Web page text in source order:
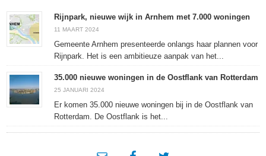
Rijnpark, nieuwe wijk in Arnhem met 7.000 woningen
11 MAART 2024
Gemeente Arnhem presenteerde onlangs haar plannen voor
Rijnpark. Het is een ambitieuze aanpak van het...
35.000 nieuwe woningen in de Oostflank van Rotterdam
25 JANUARI 2024
Er komen 35.000 nieuwe woningen bij in de Oostflank van
Rotterdam. De Oostflank is het...